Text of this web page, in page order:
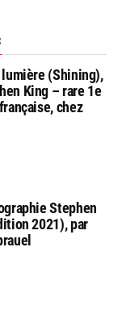
lumière (Shining),
King – rare 1e
chez
Stephen
2021), par